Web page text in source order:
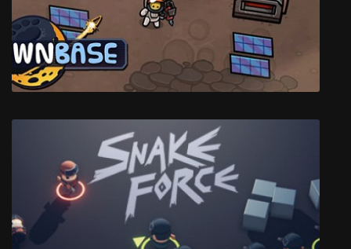
This Is the Police 2
MewnBase